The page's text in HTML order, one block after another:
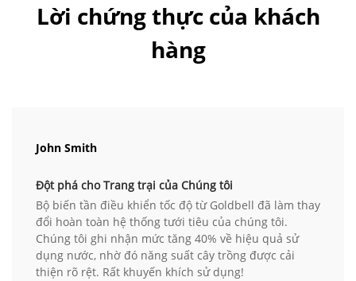
Lời chứng thực của khách
hàng
John Smith
Đột phá cho Trang trại của Chúng tôi
Bộ biến tần điều khiển tốc độ từ Goldbell đã làm thay
đổi hoàn toàn hệ thống tưới tiêu của chúng tôi.
Chúng tôi ghi nhận mức tăng 40% về hiệu quả sử
dụng nước, nhờ đó năng suất cây trồng được cải
thiện rõ rệt. Rất khuyến khích sử dụng!